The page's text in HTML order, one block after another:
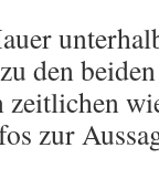
den
zeitlichen
zur